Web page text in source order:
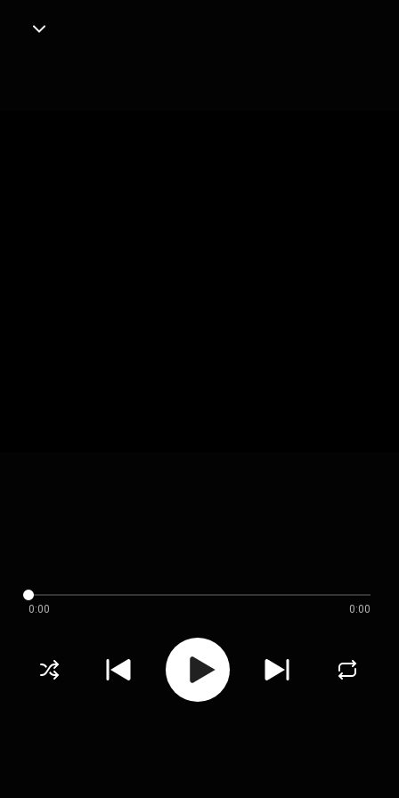
0:00 0:00